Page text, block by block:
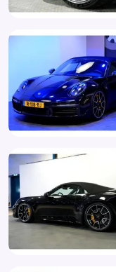
Elektronisch
ESP(Elektronisch
Front camera met
Geintegreerde
Grootlichtassistent
GT-sportstuurwiel
I-Pod aansluiting
Interieurdelen in
Interieurdelen in
Interieurdelen in
Isofix bevestiging